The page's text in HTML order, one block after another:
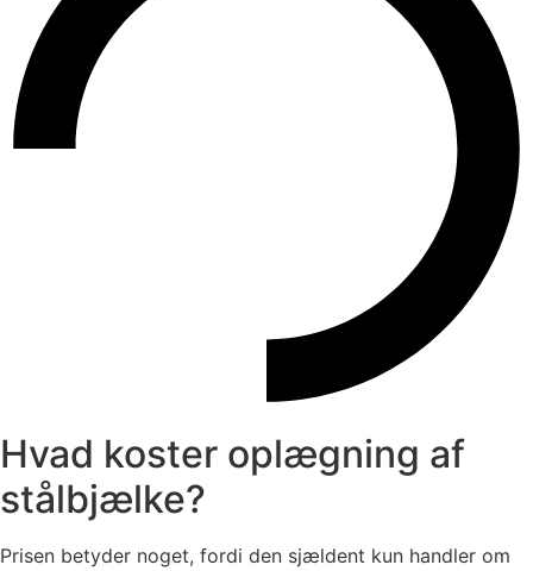
Hvad koster oplægning af
stålbjælke?
Prisen betyder noget, fordi den sjældent kun handler om